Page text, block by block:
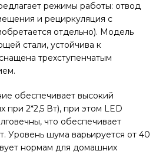
режимы работы: отвод
и рециркуляция с
отдельно). Модель
стали, устойчива к
трехступенчатым
обеспечивает высокий
при 2*2,5 Вт), при этом LED
что обеспечивает
Уровень шума варьируется от 40
нормам для домашних